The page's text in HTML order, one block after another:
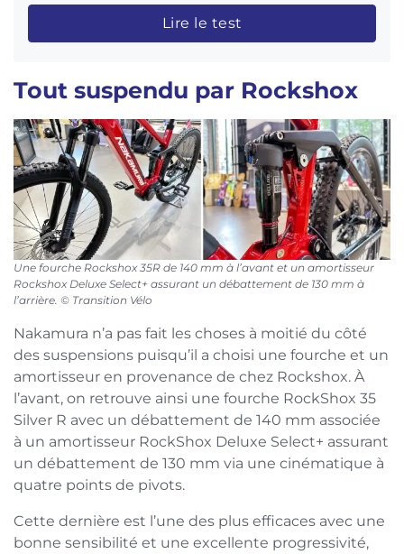
Lire le test
Tout suspendu par Rockshox
Une fourche Rockshox 35R de 140 mm à l’avant et un amortisseur
Rockshox Deluxe Select+ assurant un débattement de 130 mm à
l’arrière. © Transition Vélo
Nakamura n’a pas fait les choses à moitié du côté
des suspensions puisqu’il a choisi une fourche et un
amortisseur en provenance de chez Rockshox. À
l’avant, on retrouve ainsi une fourche RockShox 35
Silver R avec un débattement de 140 mm associée
à un amortisseur RockShox Deluxe Select+ assurant
un débattement de 130 mm via une cinématique à
quatre points de pivots.
Cette dernière est l’une des plus efficaces avec une
bonne sensibilité et une excellente progressivité,